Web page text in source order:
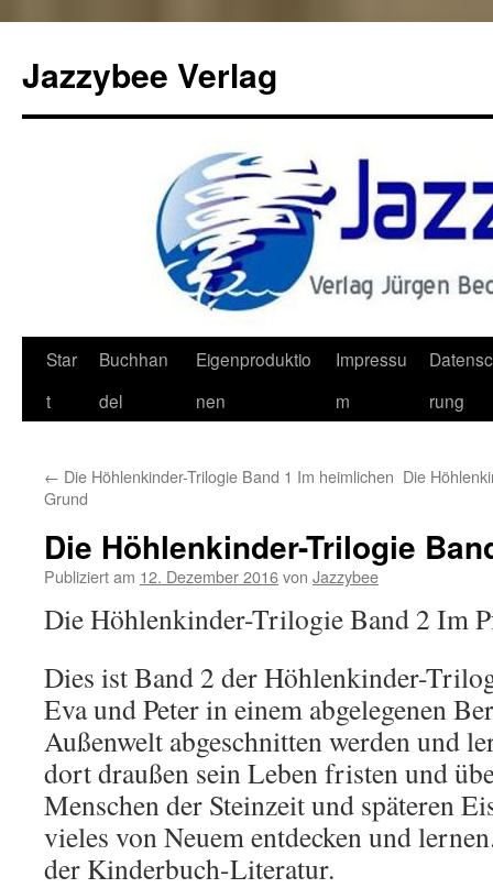
Jazzybee Verlag
Zum
Inhalt
Star
t
Buchhan
del
Eigenproduktio
nen
Impressu
m
rung
← Die Höhlenkinder-Trilogie Band 1 Im heimlichen
Grund
Die
Die Höhlenkinder-Trilogie
Publiziert am 12. Dezember 2016von Jazzybee
Die Höhlenkinder-Trilogie Band 2 Im
Dies ist Band 2 der Höhlenkinder-
Eva und Peter in einem abgelegenen
Außenwelt abgeschnitten werden und
dort draußen sein Leben fristen und
Menschen der Steinzeit und späteren
vieles von Neuem entdecken und
der Kinderbuch-Literatur.